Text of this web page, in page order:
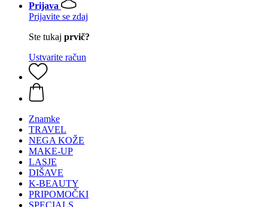
Prijava
Prijavite se zdaj
Ste tukaj prvič?
Ustvarite račun
Znamke
TRAVEL
NEGA KOŽE
MAKE-UP
LASJE
DIŠAVE
K-BEAUTY
PRIPOMOČKI
SPECIALS